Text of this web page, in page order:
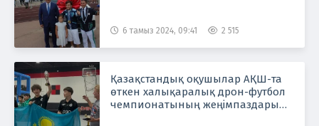
6 тамыз 2024, 09:41 2 515
Қазақстандық оқушылар АҚШ-та
өткен халықаралық дрон-футбол
чемпионатының жеңімпаздары